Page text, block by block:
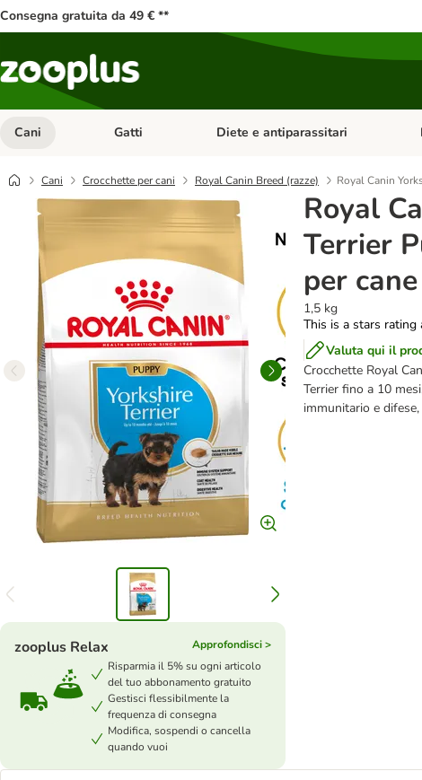
Consegna gratuita da 49 € **
Cani Apri Menu Categoria: Cani
Gatti Apri Menu Categoria: Gatti
Diete e antiparassitari
Cani Crocchette per cani Royal Canin Breed (razze) Royal Canin
Royal
Terrier
per cane
1,5 kg
This is a stars rating
Valuta qui il
Crocchette Royal
Terrier fino a 10
immunitario e
zooplus Relax
Approfondisci >
Risparmia il 5% su ogni articolo
del tuo abbonamento gratuito
Gestisci flessibilmente la
frequenza di consegna
Modifica, sospendi o cancella
quando vuoi